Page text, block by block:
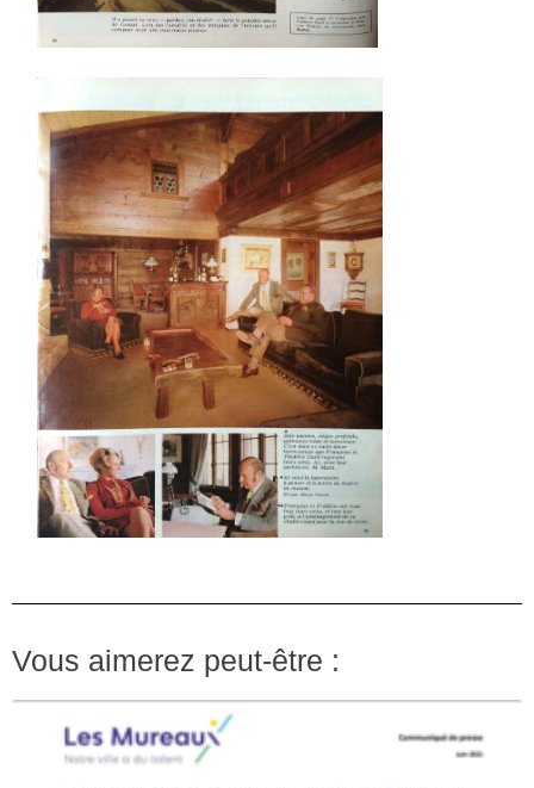
Vous aimerez peut-être :